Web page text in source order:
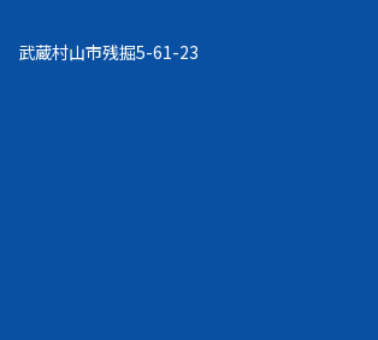
武蔵村⼭市残掘5-61-23